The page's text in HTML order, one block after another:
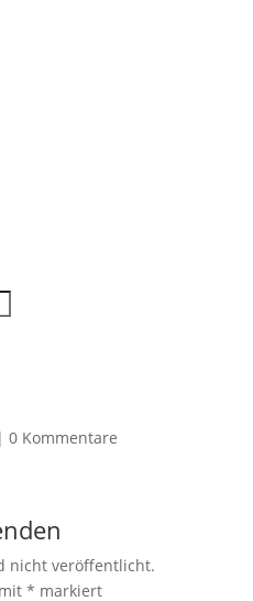
0 Kommentare
nicht veröffentlicht.
* markiert